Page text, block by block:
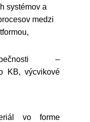
systémov a
medzi
–
KB, výcvikové
vo forme